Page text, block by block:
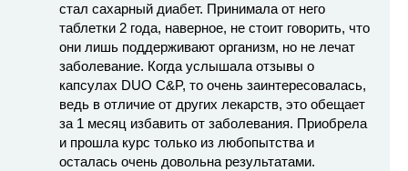
стал сахарный диабет. Принимала от него
таблетки 2 года, наверное, не стоит говорить, что
они лишь поддерживают организм, но не лечат
заболевание. Когда услышала отзывы о
капсулах DUO C&P, то очень заинтересовалась,
ведь в отличие от других лекарств, это обещает
за 1 месяц избавить от заболевания. Приобрела
и прошла курс только из любопытства и
осталась очень довольна результатами.